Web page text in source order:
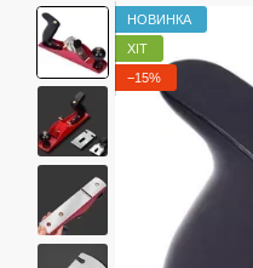
НОВИНКА
ХІТ
−15%